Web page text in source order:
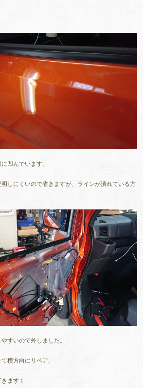
凹んでいます。
しにくいので省きますが、ラインが潰れている方
すいので外しました。
横方向にリペア。
ます！